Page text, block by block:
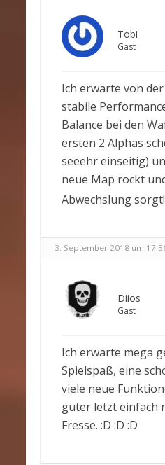
Tobi
Gast
Ich erwarte von
stabile
Balance bei den
ersten 2 Alphas
seeehr einseitig)
neue Map rockt
Abwechslung sorgt!
3. September 2018 um
Diios
Gast
Ich erwarte mega
Spielspaß, eine
viele neue
guter letzt einfach
Fresse. :D :D :D